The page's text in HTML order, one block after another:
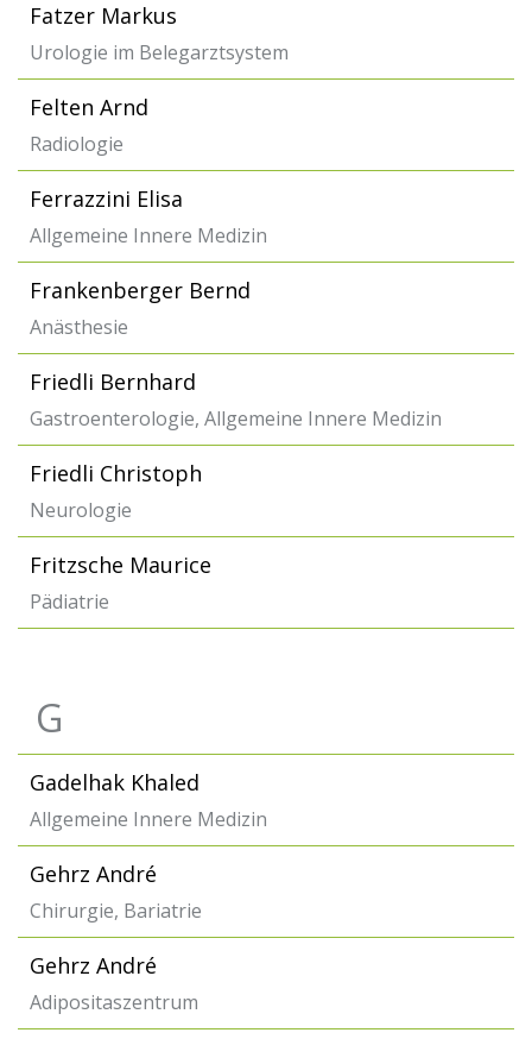
Fatzer Markus
Urologie im Belegarztsystem
Felten Arnd
Radiologie
Ferrazzini Elisa
Allgemeine Innere Medizin
Frankenberger Bernd
Anästhesie
Friedli Bernhard
Gastroenterologie, Allgemeine Innere Medizin
Friedli Christoph
Neurologie
Fritzsche Maurice
Pädiatrie
G
Gadelhak Khaled
Allgemeine Innere Medizin
Gehrz André
Chirurgie, Bariatrie
Gehrz André
Adipositaszentrum